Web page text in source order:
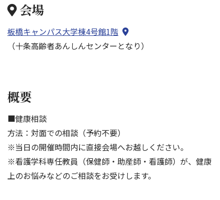
会場
板橋キャンパス大学棟4号館1階
（十条高齢者あんしんセンターとなり）
概要
■健康相談
方法：対面での相談（予約不要）
※当日の開催時間内に直接会場へお越しください。
※看護学科専任教員（保健師・助産師・看護師）が、健康
上のお悩みなどのご相談をお受けします。